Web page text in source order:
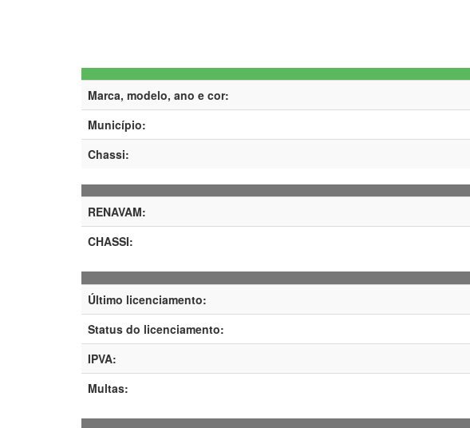
Marca, modelo, ano e cor:
Município:
Chassi:
RENAVAM:
CHASSI:
Último licenciamento:
Status do licenciamento:
IPVA:
Multas: